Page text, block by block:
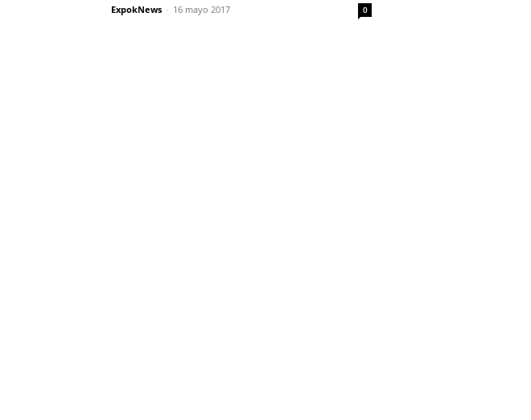
ExpokNews - 16 mayo 2017 0